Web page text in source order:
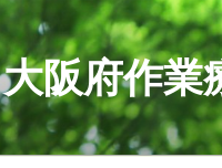
大阪府作業